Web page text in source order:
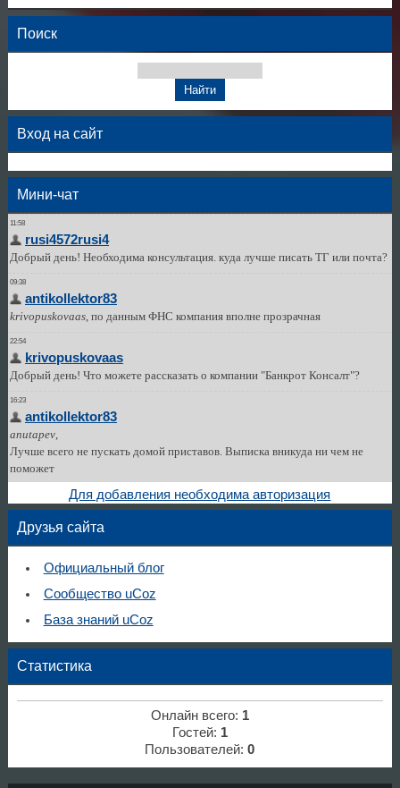
Поиск
Вход на сайт
Мини-чат
Для добавления необходима авторизация
Друзья сайта
Официальный блог
Сообщество uCoz
База знаний uCoz
Статистика
Онлайн всего: 1
Гостей: 1
Пользователей:0